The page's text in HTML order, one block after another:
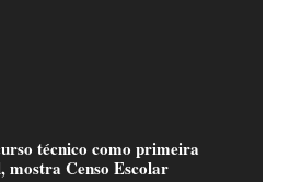
técnico como primeira
mostra Censo Escolar